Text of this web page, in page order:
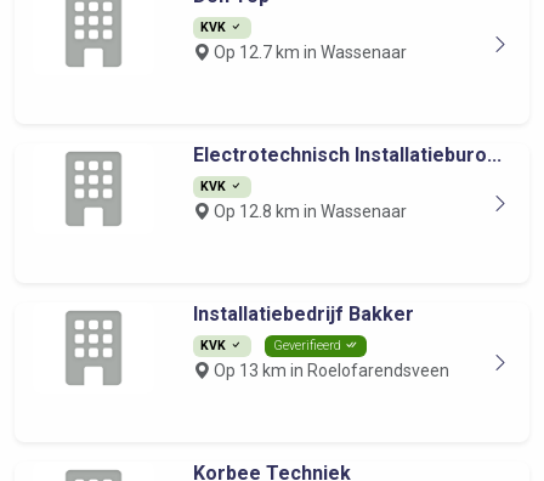
KVK
Op 12.7 km in Wassenaar
Electrotechnisch Installatieburo...
KVK
Op 12.8 km in Wassenaar
Installatiebedrijf Bakker
KVK Geverifieerd
Op 13 km in Roelofarendsveen
Korbee Techniek